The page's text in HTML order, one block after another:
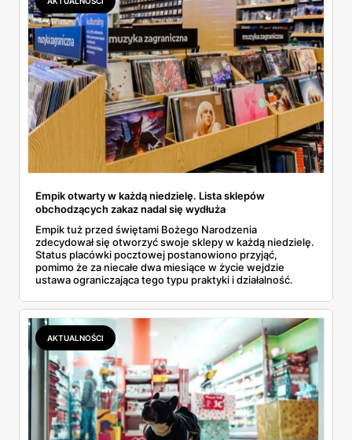
Empik otwarty w każdą niedzielę. Lista sklepów
obchodzących zakaz nadal się wydłuża
Empik tuż przed świętami Bożego Narodzenia
zdecydował się otworzyć swoje sklepy w każdą niedzielę.
Status placówki pocztowej postanowiono przyjąć,
pomimo że za niecałe dwa miesiące w życie wejdzie
ustawa ograniczająca tego typu praktyki i działalność.
AKTUALNOŚCI